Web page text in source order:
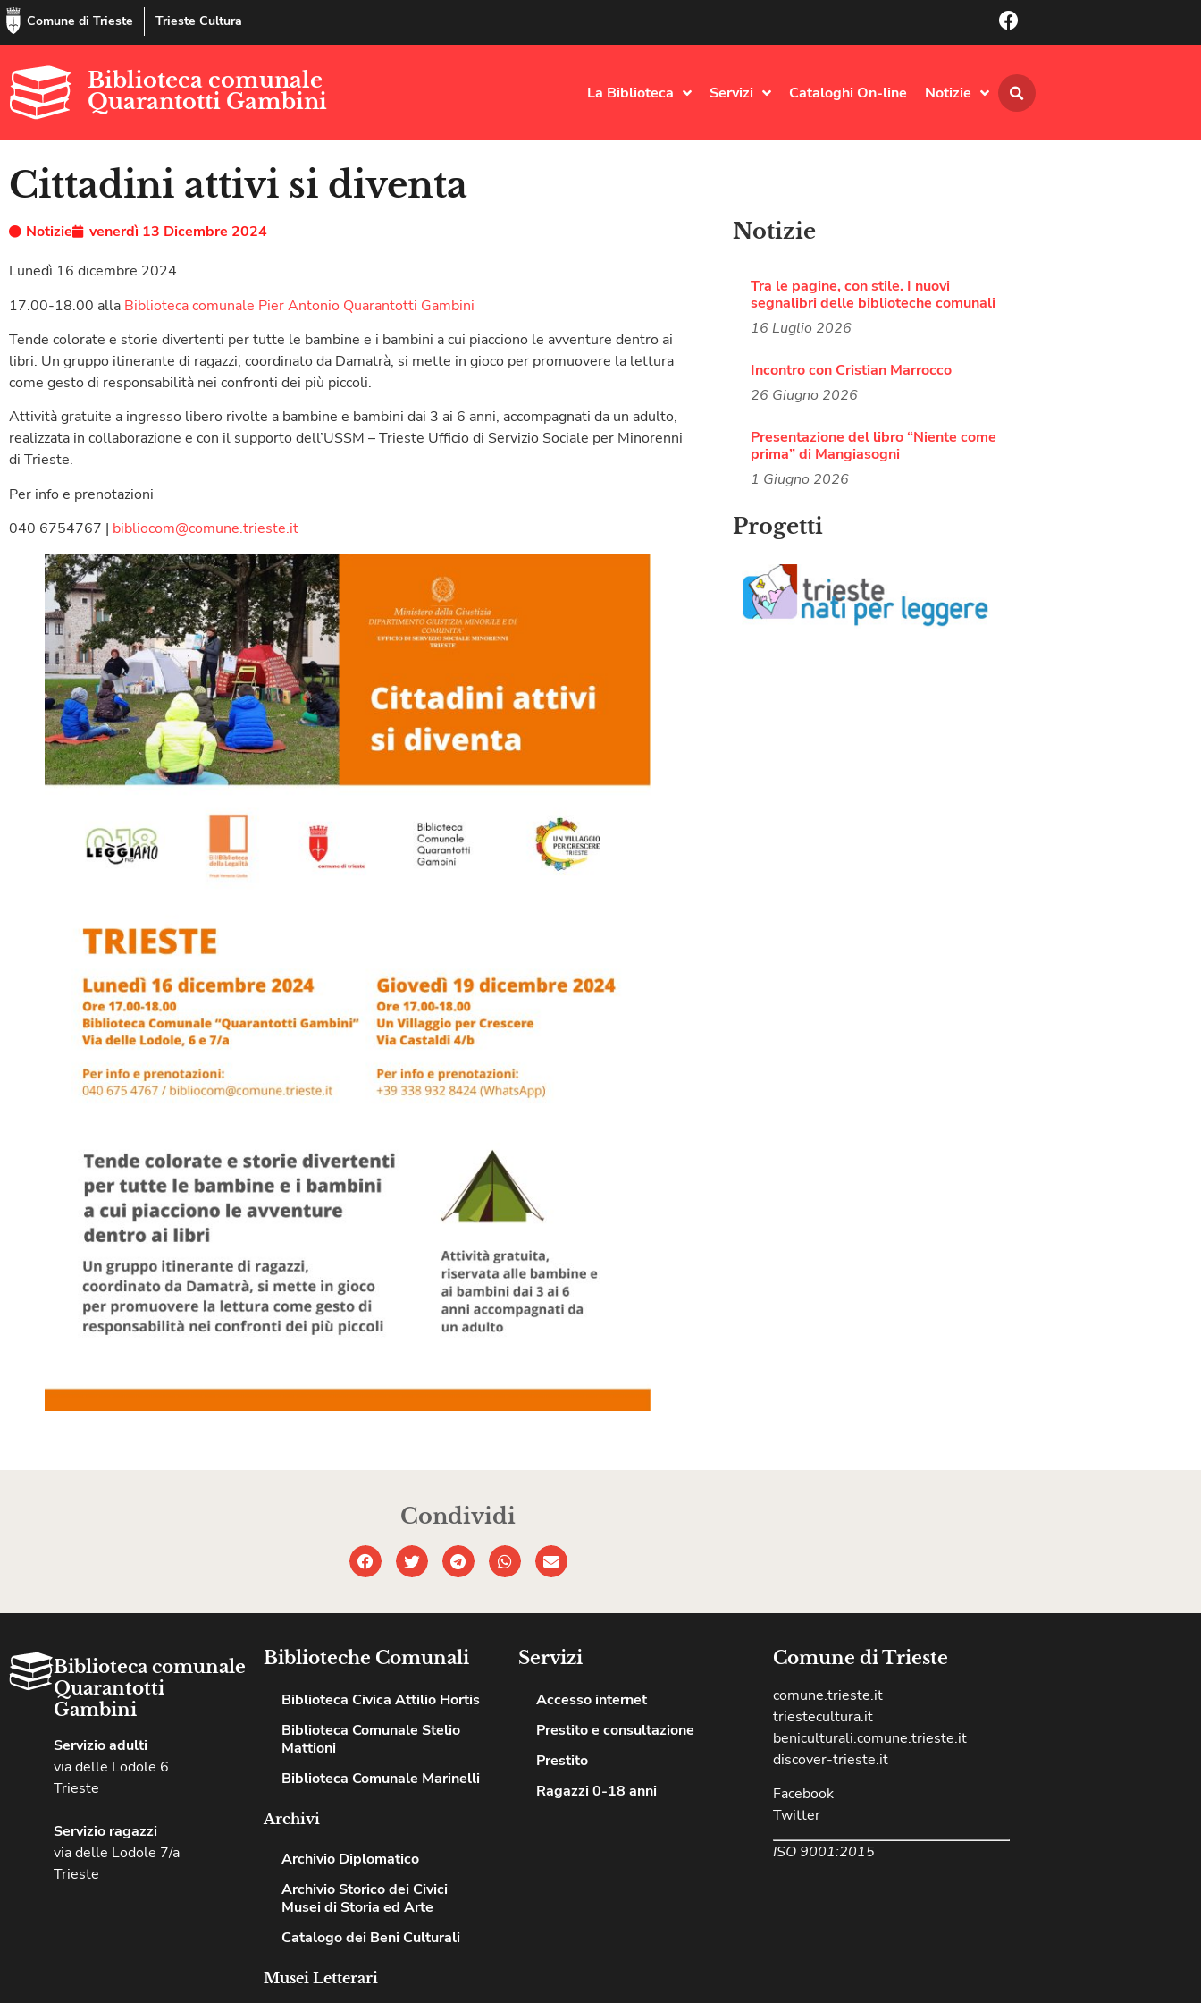
Comune di Trieste Trieste Cultura
Biblioteca comunale
Quarantotti Gambini
La Biblioteca Servizi Cataloghi On-line Notizie
Cittadini attivi si diventa
Notizie
venerdì 13 Dicembre 2024
Lunedì 16 dicembre 2024
17.00-18.00 alla Biblioteca comunale Pier Antonio Quarantotti Gambini
Tende colorate e storie divertenti per tutte le bambine e i bambini a cui piacciono le avventure dentro ai
libri. Un gruppo itinerante di ragazzi, coordinato da Damatrà, si mette in gioco per promuovere la lettura
come gesto di responsabilità nei confronti dei più piccoli.
Attività gratuite a ingresso libero rivolte a bambine e bambini dai 3 ai 6 anni, accompagnati da un adulto,
realizzata in collaborazione e con il supporto dell’USSM – Trieste Ufficio di Servizio Sociale per Minorenni
di Trieste.
Per info e prenotazioni
040 6754767 | bibliocom@comune.trieste.it
Notizie
Tra le pagine, con stile. I nuovi
segnalibri delle biblioteche comunali
16 Luglio 2026
Incontro con Cristian Marrocco
26 Giugno 2026
Presentazione del libro “Niente come
prima” di Mangiasogni
1 Giugno 2026
Progetti
Condividi
Biblioteca comunale
Quarantotti
Gambini
Servizio adulti
via delle Lodole 6
Trieste
Servizio ragazzi
via delle Lodole 7/a
Trieste
Biblioteche Comunali
Biblioteca Civica Attilio Hortis
Biblioteca Comunale Stelio
Mattioni
Biblioteca Comunale Marinelli
Archivi
Archivio Diplomatico
Archivio Storico dei Civici
Musei di Storia ed Arte
Catalogo dei Beni Culturali
Musei Letterari
Servizi
Accesso internet
Prestito e consultazione
Prestito
Ragazzi 0-18 anni
Comune di Trieste
comune.trieste.it
triestecultura.it
beniculturali.comune.trieste.it
discover-trieste.it
Facebook
Twitter
ISO 9001:2015